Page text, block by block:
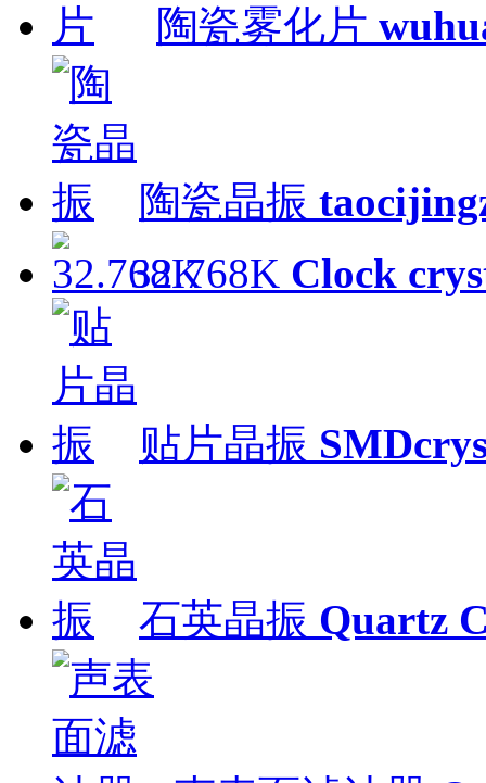
陶瓷雾化片
陶瓷晶振
32.768K Clock
贴片晶振
石英晶振 Quartz